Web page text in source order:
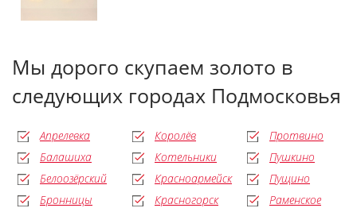
Мы дорого скупаем золото в
следующих городах Подмосковья
Апрелевка
Балашиха
Белоозёрский
Бронницы
Королёв
Котельники
Красноармейск
Красногорск
Протвино
Пушкино
Пущино
Раменское